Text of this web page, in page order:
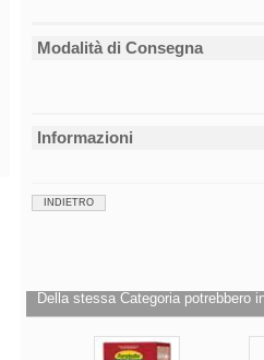
Proteine
Formato
Modalità di Consegna
Informazioni
INDIETRO
Della stessa Categoria potrebbero